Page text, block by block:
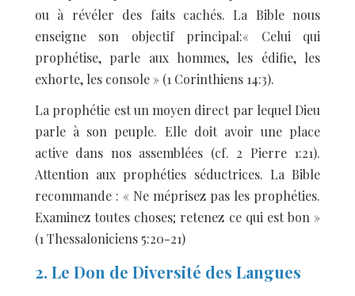
ou à révéler des faits cachés. La Bible nous
enseigne son objectif principal:« Celui qui
prophétise, parle aux hommes, les édifie, les
exhorte, les console » (1 Corinthiens 14:3).
La prophétie est un moyen direct par lequel Dieu
parle à son peuple. Elle doit avoir une place
active dans nos assemblées (cf. 2 Pierre 1:21).
Attention aux prophéties séductrices. La Bible
recommande : « Ne méprisez pas les prophéties.
Examinez toutes choses; retenez ce qui est bon »
(1 Thessaloniciens 5:20-21)
2. Le Don de Diversité des Langues